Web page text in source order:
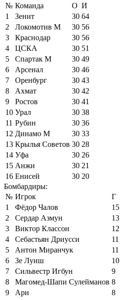
№ Команда О И
1
Зенит 30 64
2
Локомотив М 30 56
3
Краснодар 30 56
4
ЦСКА 30 51
5
Спартак М 30 49
6
Арсенал 30 46
7
Оренбург 30 43
8
Ахмат 30 42
9
Ростов 30 41
10 Урал 30 38
11 Рубин 30 36
12 Динамо М 30 33
13 Крылья Советов 30 28
14 Уфа 30 26
15 Анжи 30 21
16 Енисей 30 20
Бомбардиры:
№ Игрок
Г
1
Фёдор Чалов
15
2
Сердар Азмун
13
3
Виктор Классон
12
4
Себастьян Дриусси
11
5
Антон Миранчук
11
6
Зе Луиш
10
7
Сильвестр Игбун
9
8
Магомед-Шапи Сулейманов 8
9
Ари
8